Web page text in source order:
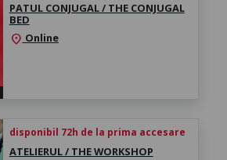
PATUL CONJUGAL / THE CONJUGAL
BED
location_on Online
disponibil 72h de la prima accesare
ATELIERUL / THE WORKSHOP